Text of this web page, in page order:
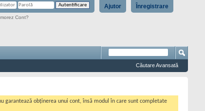
Înregistrare
Ajutor
Cont?
Căutare Avansată
garantează obținerea unui cont, însă modul în care sunt completate